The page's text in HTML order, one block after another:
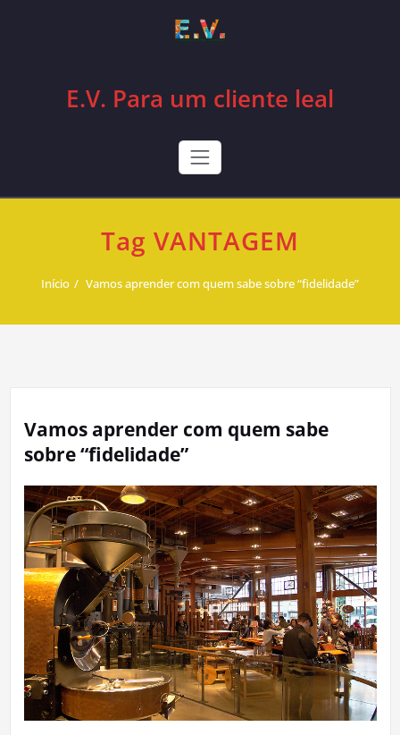
E.V. Para um cliente leal
Tag VANTAGEM
Início Vamos aprender com quem sabe sobre “fidelidade”
Vamos aprender com quem sabe
sobre “fidelidade”